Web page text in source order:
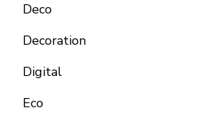
Deco
Decoration
Digital
Eco